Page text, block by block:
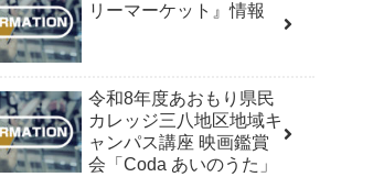
リーマーケット』情報
令和8年度あおもり県民
カレッジ三八地区地域キ
ャンパス講座 映画鑑賞
会「Coda あいのうた」